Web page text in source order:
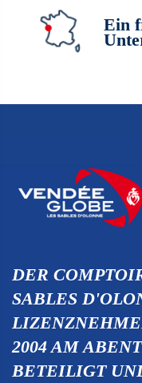
Ein
DER
SABLES
2004 AM
BETEILIGT